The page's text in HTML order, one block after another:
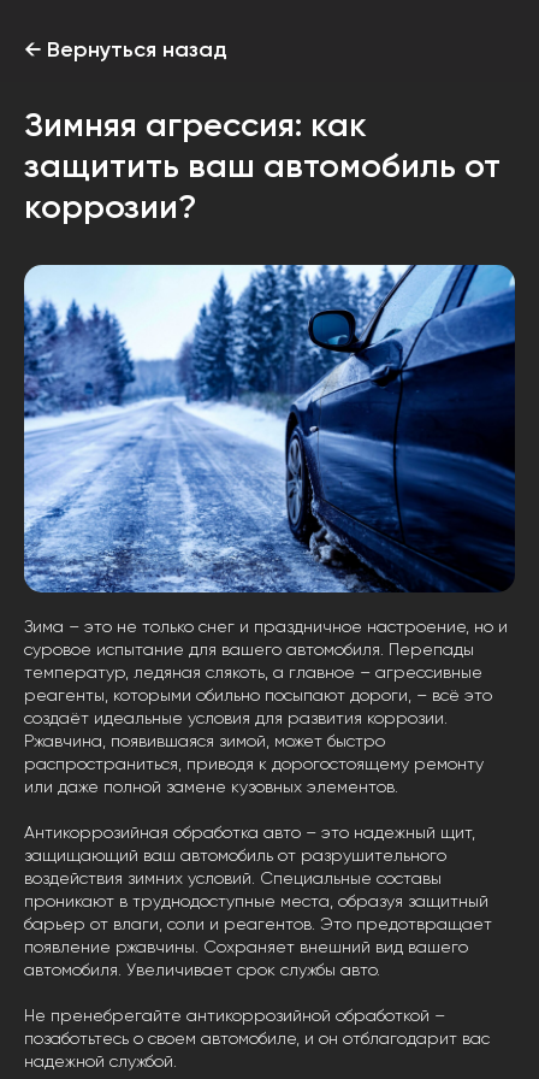
← Вернуться назад
Зимняя агрессия: как
защитить ваш автомобиль от
коррозии?
Зима – это не только снег и праздничное настроение, но и
суровое испытание для вашего автомобиля. Перепады
температур, ледяная слякоть, а главное – агрессивные
реагенты, которыми обильно посыпают дороги, – всё это
создаёт идеальные условия для развития коррозии.
Ржавчина, появившаяся зимой, может быстро
распространиться, приводя к дорогостоящему ремонту
или даже полной замене кузовных элементов.
Антикоррозийная обработка авто – это надежный щит,
защищающий ваш автомобиль от разрушительного
воздействия зимних условий. Специальные составы
проникают в труднодоступные места, образуя защитный
барьер от влаги, соли и реагентов. Это предотвращает
появление ржавчины. Сохраняет внешний вид вашего
автомобиля. Увеличивает срок службы авто.
Не пренебрегайте антикоррозийной обработкой –
позаботьтесь о своем автомобиле, и он отблагодарит вас
надежной службой.